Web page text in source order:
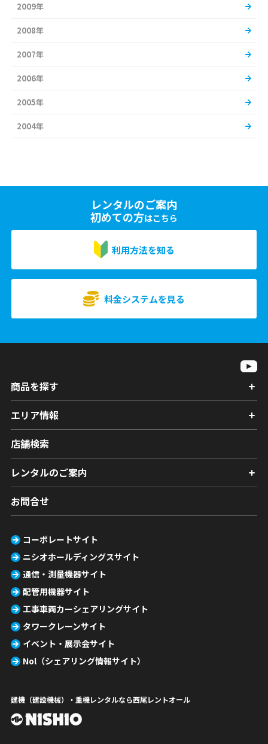
2009年
2008年
2007年
2006年
2005年
2004年
レンタルのご案内
初めての方はこちら
利用方法を知る
料金システムを見る
商品を探す
エリア情報
店舗検索
レンタルのご案内
お問合せ
コーポレートサイト
ニシオホールディングスサイト
通信・測量機器サイト
配管用機器サイト
工事車両カーシェアリングサイト
タワークレーンサイト
イベント・展示会サイト
Nol（シェアリング情報サイト）
建機（建設機械）・重機レンタルなら西尾レントオール